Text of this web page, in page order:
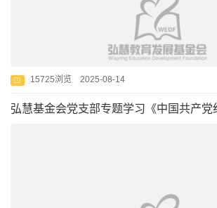
15725浏览 2025-08-14
弘慧基金会党支部专题学习《中国共产党